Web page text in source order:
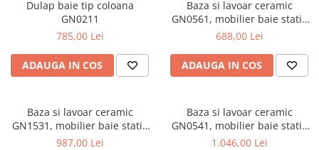
Saltele Pocket
Saltele cu arcuri impachetate
individual
Saltele Memory Pocket
Saltele Memory Foam
Saltele cu plasa arcuri
Saltele cu spuma
Noptiere
Masute de toaleta
Scaune pentru living
Seturi comode living si vitrine
Mobila living
Scaune birou
Scaune profesionale
Scaune Lemn
Scaune resigilate
Scaune gradinita
Dulap baie tip coloana
GN0211
785,00 Lei
ADAUGA IN COS
Baza si lavoar ceramic
GN0561, mobilier baie stativ
50 cm, front MDF, 2 usi, 2
reglabile, alb/antracit
688,00 Lei
ADAUGA IN COS
Baza si lavoar ceramic
GN1531, mobilier baie stativ
80 cm, front MDF, 3 usi, 2
987,00 Lei
Baza si lavoar ceramic
GN0541, mobilier baie stativ
60 cm, front MDF, 2 sertare,
1.046,00 Lei